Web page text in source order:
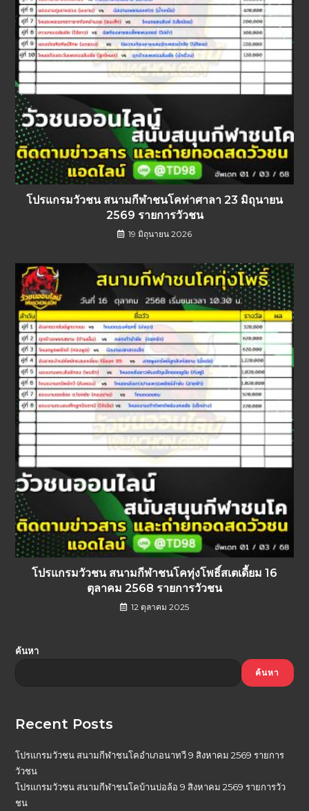
โปรแกรมวัวชน สนามกีฬาชนโคท่าศาลา 23 มิถุนายน
2569 รายการวัวชน
19 มิถุนายน 2026
โปรแกรมวัวชน สนามกีฬาชนโคทุ่งโพธิ์สเตเดี้ยม 16
ตุลาคม 2568 รายการวัวชน
12 ตุลาคม 2025
ค้นหา
ค้นหา
Recent Posts
โปรแกรมวัวชน สนามกีฬาชนโคอำเภอนาทวี 9 สิงหาคม 2569 รายการ
วัวชน
โปรแกรมวัวชน สนามกีฬาชนโคบ้านบ่อล้อ 9 สิงหาคม 2569 รายการวัว
ชน